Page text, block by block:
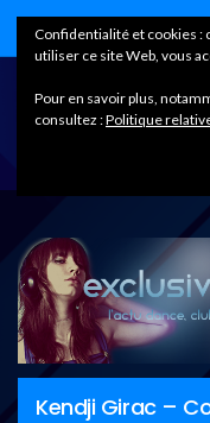
Kendji Girac –
Confidentialité et cookies :
utiliser ce site Web, vous
Pour en savoir plus,
consultez :Politique